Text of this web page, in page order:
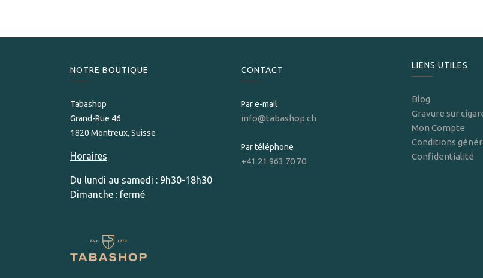
NOTRE BOUTIQUE
Tabashop
Grand-Rue 46
1820 Montreux, Suisse
Horaires
Du lundi au samedi : 9h30-18h30
Dimanche : fermé
CONTACT
Par e-mail
info@tabashop.ch
Par téléphone
+41 21 963 70 70
LIENS UTILES
Blog
Gravure sur
Mon Compte
Conditions
Confidentialité